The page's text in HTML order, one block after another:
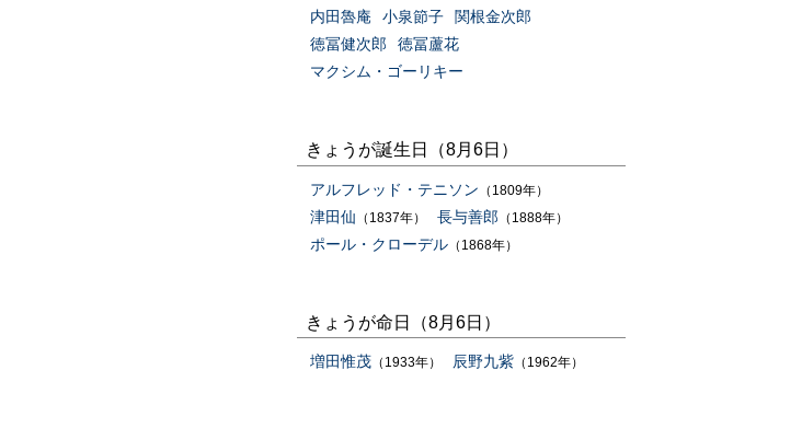
内田魯庵
小泉節子
関根金次郎
徳冨健次郎
徳冨蘆花
マクシム・ゴーリキー
きょうが誕生日（8月6日）
アルフレッド・テニソン （1809年）
津田仙 （1837年） 長与善郎 （1888年）
ポール・クローデル （1868年）
きょうが命日（8月6日）
増田惟茂 （1933年） 辰野九紫 （1962年）